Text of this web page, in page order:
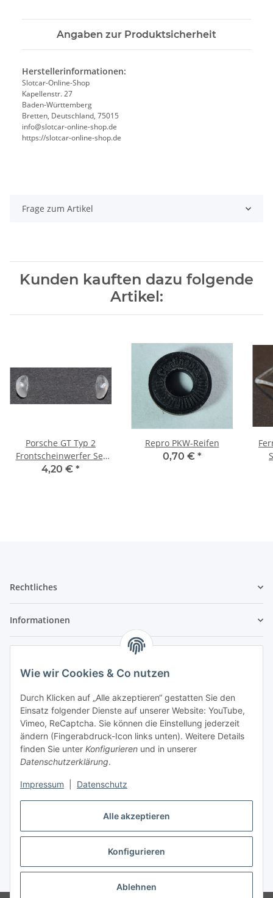
Alle akzeptieren
Konfigurieren
Ablehnen
Wie wir Cookies & Co nutzen
Durch Klicken auf „Alle akzeptieren“ gestatten Sie den
Einsatz folgender Dienste auf unserer Website: YouTube,
Vimeo, ReCaptcha. Sie können die Einstellung jederzeit
ändern (Fingerabdruck-Icon links unten). Weitere Details
finden Sie unter Konfigurieren und in unserer
Datenschutzerklärung.
Impressum Datenschutz
Angaben zur Produktsicherheit
Herstellerinformationen:
Slotcar-Online-Shop
Kapellenstr. 27
Baden-Württemberg
Bretten, Deutschland, 75015
info@slotcar-online-shop.de
https://slotcar-online-shop.de
Frage zum Artikel
Kunden kauften dazu folgende
Artikel:
Porsche GT Typ 2
Frontscheinwerfer Set
Repro
4,20 € *
Repro PKW-Reifen
0,70 € *
Rechtliches
Informationen
Wir sind kein Spielwarenhändler i. S. d.
Spielwarenverordnung
Die meisten der von uns vertriebenen Produkte sind
nur für ein Erwachsenenhobby gedacht. Diese
Produkte gehören nicht in unbeaufsichtigte
Kinderhände unter 14 Jahren. Mit dem Kaufabschluss
bestätigen Sie, dass Ihnen das bekannt ist, Sie über 14
Jahre alt sind und die Teile nicht an Kinder unter 14
Vertrag widerrufen
* Alle Preise inkl. gesetzlicher USt., zzgl.